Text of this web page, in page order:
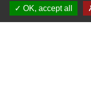
OK, accept all